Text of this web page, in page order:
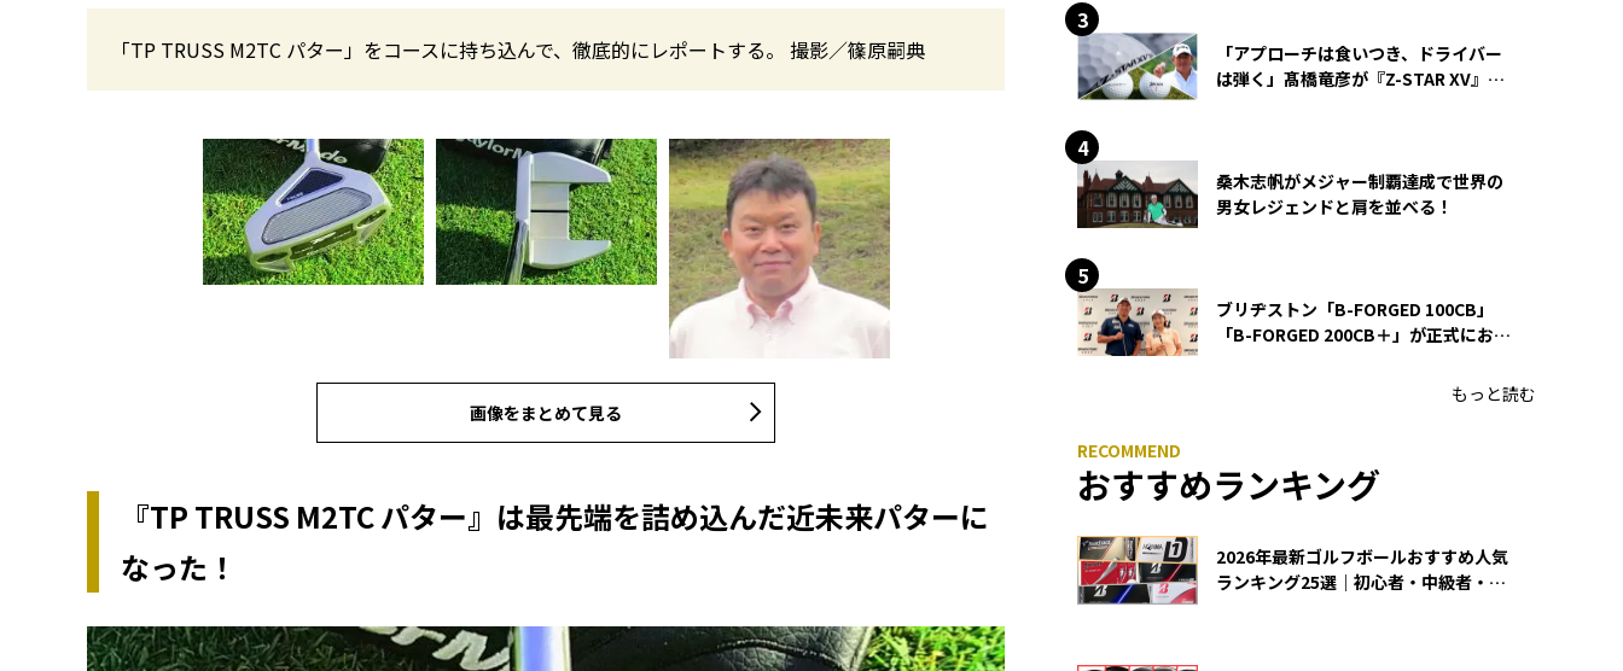
「TP TRUSS M2TC パター」をコースに持ち込んで、徹底的にレポートする。 撮影／篠原嗣典
画像をまとめて見る
『TP TRUSS M2TC パター』は最先端を詰め込んだ近未来パターに
なった！
「アプローチは食いつき、ドライバー
は弾く」髙橋竜彦が『Z-STAR XV』を
桑木志帆がメジャー制覇達成で世界の
男女レジェンドと肩を並べる！
ブリヂストン「B-FORGED 100CB」
「B-FORGED 200CB＋」が正式にお披
もっと読む
おすすめランキング
2026年最新ゴルフボールおすすめ人気
ランキング25選｜初心者・中級者・上